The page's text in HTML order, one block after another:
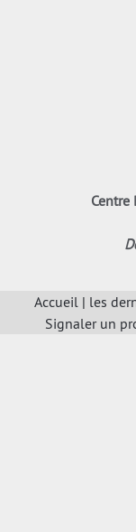
Centre
Accueil | les
Signaler un